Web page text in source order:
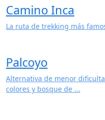
Camino Inca
La ruta de trekking más
Palcoyo
Alternativa de menor
colores y bosque de ...